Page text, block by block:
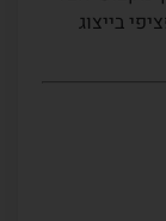
בייצוג